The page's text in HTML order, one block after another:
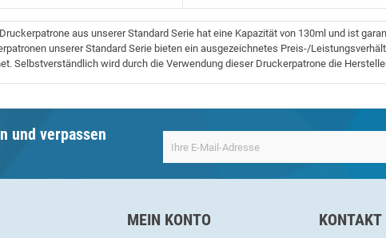
aus unserer Standard Serie hat eine Kapazität von 130ml und ist
unserer Standard Serie bieten ein ausgezeichnetes Preis-/
Selbstverständlich wird durch die Verwendung dieser Druckerpatrone die
und verpassen
MEIN KONTO KONTAKT